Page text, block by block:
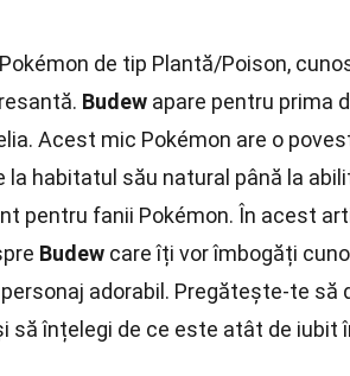
de tip Plantă/Poison,
Budew apare pentru prima
Acest mic Pokémon are o
la habitatul său natural până la
pentru fanii Pokémon. În acest
Budew care îți vor îmbogăți
adorabil. Pregătește-te să
să înțelegi de ce este atât de iubit